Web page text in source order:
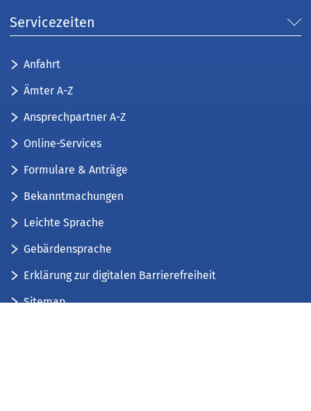
Servicezeiten
Anfahrt
Ämter A-Z
Ansprechpartner A-Z
Online-Services
Formulare & Anträge
Bekanntmachungen
Leichte Sprache
Gebärdensprache
Erklärung zur digitalen Barrierefreiheit
Sitemap